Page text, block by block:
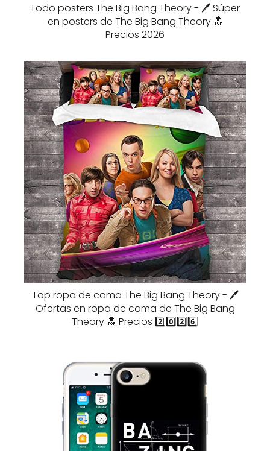
Todo posters The Big Bang Theory - 🖊️ Súper
en posters de The Big Bang Theory 🔝
Precios 2026
Top ropa de cama The Big Bang Theory - 🖊️
Ofertas en ropa de cama de The Big Bang
Theory 🔝 Precios 2️⃣0️⃣2️⃣6️⃣